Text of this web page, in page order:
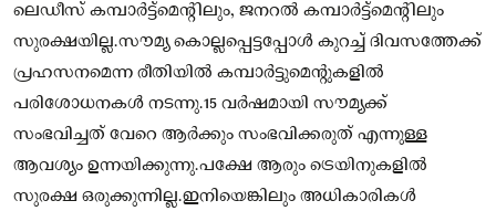
ലെഡീസ് കമ്പാർട്ട്മെൻ്റിലും, ജനറൽ കമ്പാർട്ട്മെൻ്റിലും
സുരക്ഷയില്ല.സൗമ്യ കൊല്ലപ്പെട്ടപ്പോൾ കുറച്ച് ദിവസത്തേക്ക്
പ്രഹസനമെന്ന രീതിയിൽ കമ്പാർട്ടുമെൻ്റുകളിൽ
പരിശോധനകൾ നടന്നു.15 വർഷമായി സൗമ്യക്ക്
സംഭവിച്ചത് വേറെ ആർക്കും സംഭവിക്കരുത് എന്നുള്ള
ആവശ്യം ഉന്നയിക്കുന്നു.പക്ഷേ ആരും ട്രെയിനുകളിൽ
സുരക്ഷ ഒരുക്കുന്നില്ല.ഇനിയെങ്കിലും അധികാരികൾ